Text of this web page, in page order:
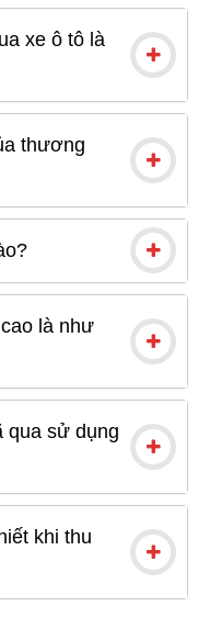
xe ô tô là
thương
là như
qua sử dụng
khi thu